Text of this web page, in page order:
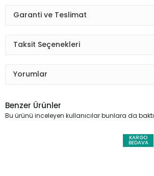
Garanti ve Teslimat
Taksit Seçenekleri
Yorumlar
Benzer Ürünler
Bu ürünü inceleyen kullanıcılar bunlara da baktı
KARGO
BEDAVA